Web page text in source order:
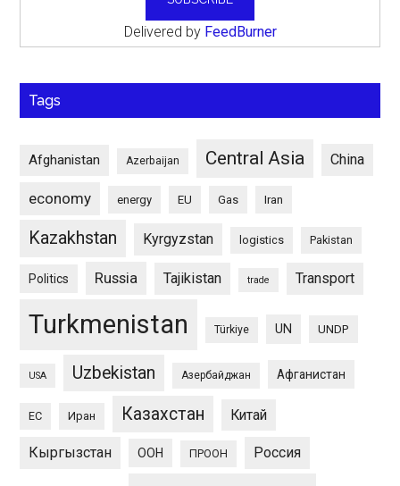
Delivered by FeedBurner
Tags
Afghanistan Azerbaijan Central Asia China
economy energy EU Gas Iran
Kazakhstan Kyrgyzstan logistics Pakistan
Politics Russia Tajikistan trade Transport
Turkmenistan Türkiye UN UNDP
USA Uzbekistan Азербайджан Афганистан
ЕС Иран Казахстан Китай
Кыргызстан ООН ПРООН Россия